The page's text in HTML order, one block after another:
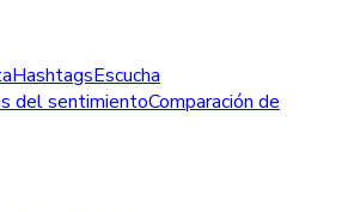
HashtagsEscucha
del sentimientoComparación de